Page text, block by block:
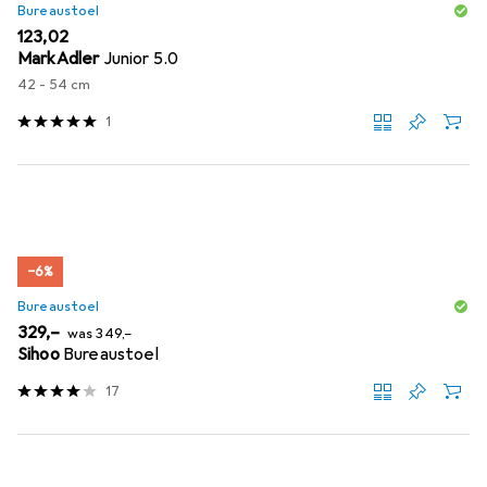
Bureaustoel
EUR
123,02
MarkAdler Junior 5.0
42 - 54 cm
1
−6%
Bureaustoel
EUR
329,– wasEUR
349,–
Sihoo Bureaustoel
17